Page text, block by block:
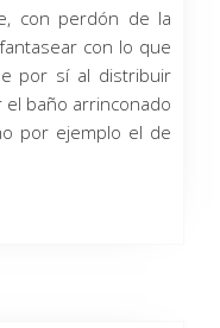
con perdón de la
con lo que
por sí al distribuir
baño arrinconado
por ejemplo el de